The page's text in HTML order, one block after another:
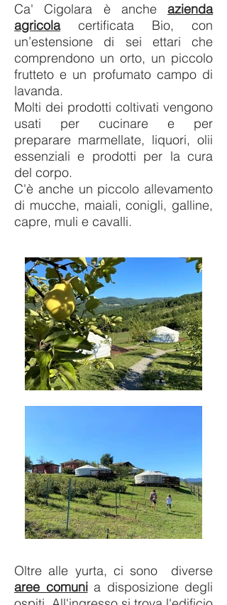
Ca' Cigolara è anche azienda
agricolacertificata Bio, con
un’estensione di sei ettari che
comprendono un orto, un piccolo
frutteto e un profumato campo di
lavanda.
Molti dei prodotti coltivati vengono
usati per cucinare e per
preparare marmellate, liquori, olii
essenziali e prodotti per la cura
del corpo.
C'è anche un piccolo allevamento
di mucche, maiali, conigli, galline,
capre, muli e cavalli.
Oltre alle yurta, ci sono diverse
aree comunia disposizione degli